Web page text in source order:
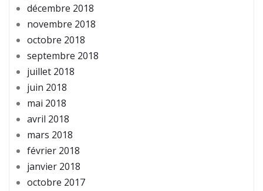
décembre 2018
novembre 2018
octobre 2018
septembre 2018
juillet 2018
juin 2018
mai 2018
avril 2018
mars 2018
février 2018
janvier 2018
octobre 2017